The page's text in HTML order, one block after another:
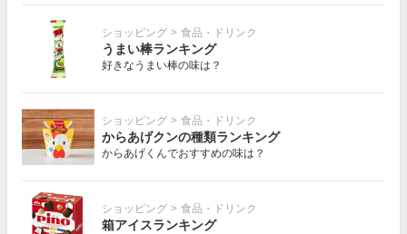
ショッピング > 食品・ドリンク
うまい棒ランキング
好きなうまい棒の味は？
ショッピング > 食品・ドリンク
からあげクンの種類ランキング
からあげくんでおすすめの味は？
ショッピング > 食品・ドリンク
箱アイスランキング